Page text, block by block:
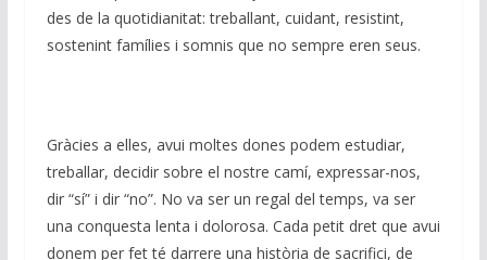
des de la quotidianitat: treballant, cuidant, resistint,
sostenint famílies i somnis que no sempre eren seus.
Gràcies a elles, avui moltes dones podem estudiar,
treballar, decidir sobre el nostre camí, expressar-nos,
dir “sí” i dir “no”. No va ser un regal del temps, va ser
una conquesta lenta i dolorosa. Cada petit dret que avui
donem per fet té darrere una història de sacrifici, de